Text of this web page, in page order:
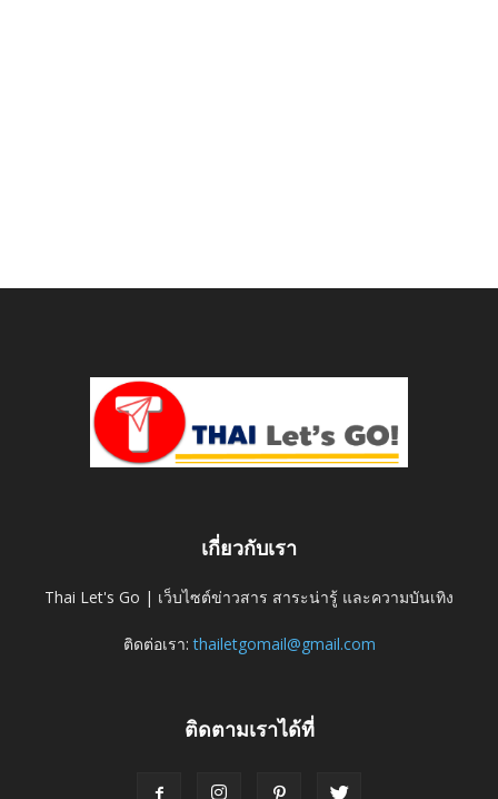
เกี่ยวกับเรา
Thai Let's Go | เว็บไซต์ข่าวสาร สาระน่ารู้ และความบันเทิง
ติดต่อเรา:thailetgomail@gmail.com
ติดตามเราได้ที่